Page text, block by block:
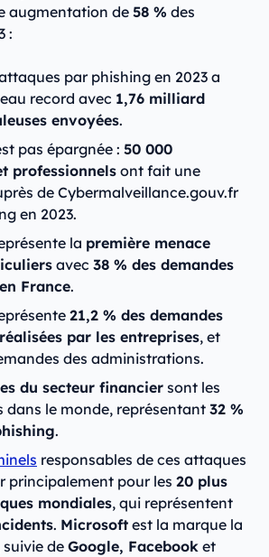
augmentation de 58 % des
:
par phishing en 2023 a
record avec 1,76 milliard
envoyées.
pas épargnée : 50 000
professionnels ont fait une
de Cybermalveillance.gouv.fr
en 2023.
la première menace
avec 38 % des demandes
France.
21,2 % des demandes
par les entreprises, et
des administrations.
du secteur financiersont les
dans le monde, représentant 32 %
.
responsables de ces attaques
principalement pour les 20 plus
mondiales, qui représentent
. Microsoft est la marque la
de Google, Facebook et